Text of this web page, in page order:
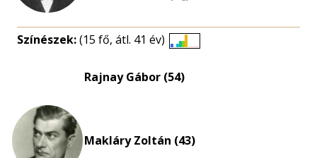
Színészek:(15 fő, átl. 41 év)
eloszlás
Rajnay Gábor (54)
Makláry Zoltán (43)